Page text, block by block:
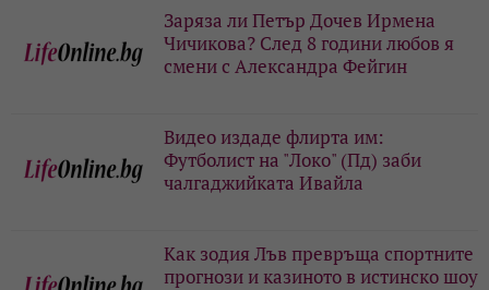
Заряза ли Петър Дочев Ирмена
Чичикова? След 8 години любов я
смени с Александра Фейгин
Видео издаде флирта им:
Футболист на "Локо" (Пд) заби
чалгаджийката Ивайла
Как зодия Лъв превръща спортните
прогнози и казиното в истинско шоу